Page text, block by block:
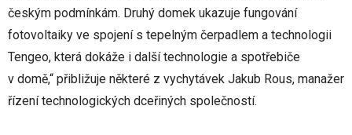
českým podmínkám. Druhý domek ukazuje fungování
fotovoltaiky ve spojení s tepelným čerpadlem a technologii
Tengeo, která dokáže i další technologie a spotřebiče
v domě,“ přibližuje některé z vychytávek Jakub Rous, manažer
řízení technologických dceřiných společností.